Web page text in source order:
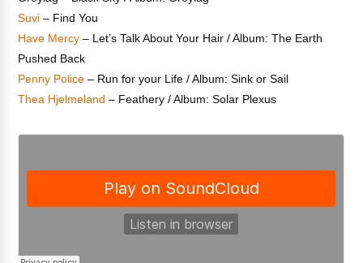
Suvi – Find You
Have Mercy – Let’s Talk About Your Hair / Album: The Earth
Pushed Back
Penny Police – Run for your Life / Album: Sink or Sail
Thea Hjelmeland– Feathery / Album: Solar Plexus